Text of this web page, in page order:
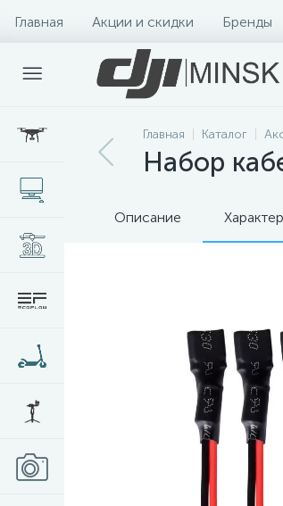
Главная Акции и скидки Бренды
Главная Каталог
Набор
Описание